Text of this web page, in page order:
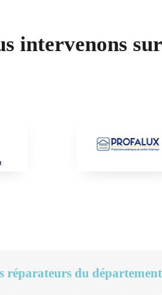
intervenons
réparateurs du département